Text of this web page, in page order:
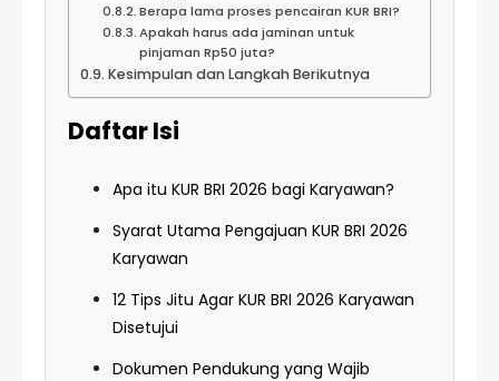
Berapa lama proses pencairan KUR BRI?
Apakah harus ada jaminan untuk
pinjaman Rp50 juta?
Kesimpulan dan Langkah Berikutnya
Daftar Isi
Apa itu KUR BRI 2026 bagi Karyawan?
Syarat Utama Pengajuan KUR BRI 2026
Karyawan
12 Tips Jitu Agar KUR BRI 2026 Karyawan
Disetujui
Dokumen Pendukung yang Wajib